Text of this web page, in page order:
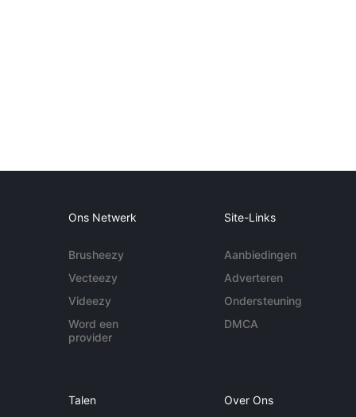
Ons Netwerk
Brusheezy
Vecteezy
Videezy
Word een
provider
Site-Links
Aanbiedingen
Adverteren
Ondersteuning
DMCA
Talen Over Ons